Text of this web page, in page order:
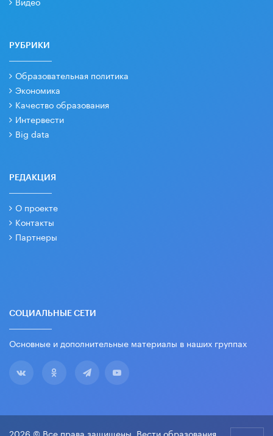
РУБРИКИ
Образовательная политика
Экономика
Качество образования
Интервести
Big data
РЕДАКЦИЯ
О проекте
Контакты
Партнеры
СОЦИАЛЬНЫЕ СЕТИ
Основные и дополнительные материалы в наших группах
2026 © Все права защищены. Вести образования.